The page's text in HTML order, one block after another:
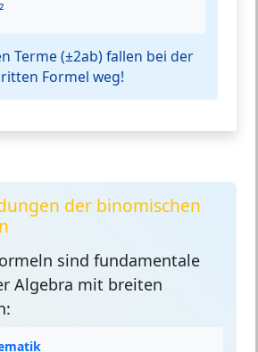
Terme (±2ab) fallen bei der
Formel weg!
der binomischen
sind fundamentale
Algebra mit breiten